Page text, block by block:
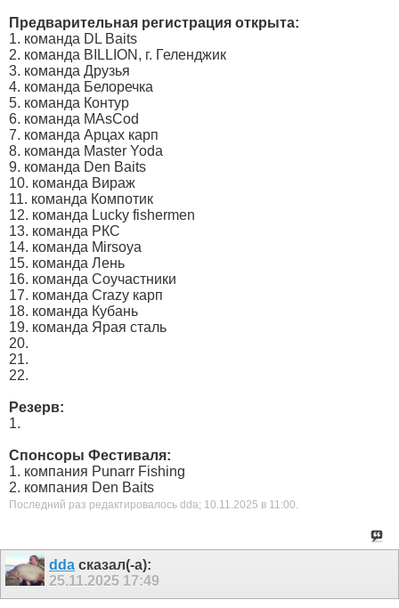
Предварительная регистрация открыта:
1. команда DL Baits
2. команда BILLION, г. Геленджик
3. команда Друзья
4. команда Белоречка
5. команда Контур
6. команда MAsCod
7. команда Арцах карп
8. команда Master Yoda
9. команда Den Baits
10. команда Вираж
11. команда Компотик
12. команда Lucky fishermen
13. команда РКС
14. команда Mirsoya
15. команда Лень
16. команда Соучастники
17. команда Crazy карп
18. команда Кубань
19. команда Ярая сталь
20.
21.
22.
Резерв:
1.
Спонсоры Фестиваля:
1. компания Punarr Fishing
2. компания Den Baits
Последний раз редактировалось dda; 10.11.2025 в 11:00.
dda сказал(-а):
25.11.2025 17:49